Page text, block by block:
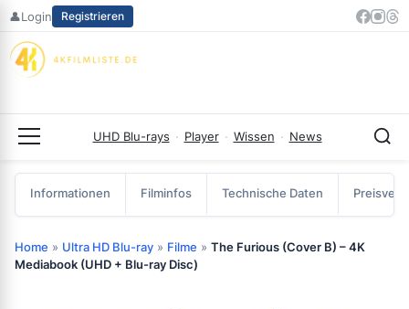
Zum
springen
👤Login Registrieren
UHD Blu-rays · Player · Wissen · News
Informationen Filminfos Technische Daten
Home » Ultra HD Blu-ray » Filme » The Furious (Cover B) – 4K
Mediabook (UHD + Blu-ray Disc)